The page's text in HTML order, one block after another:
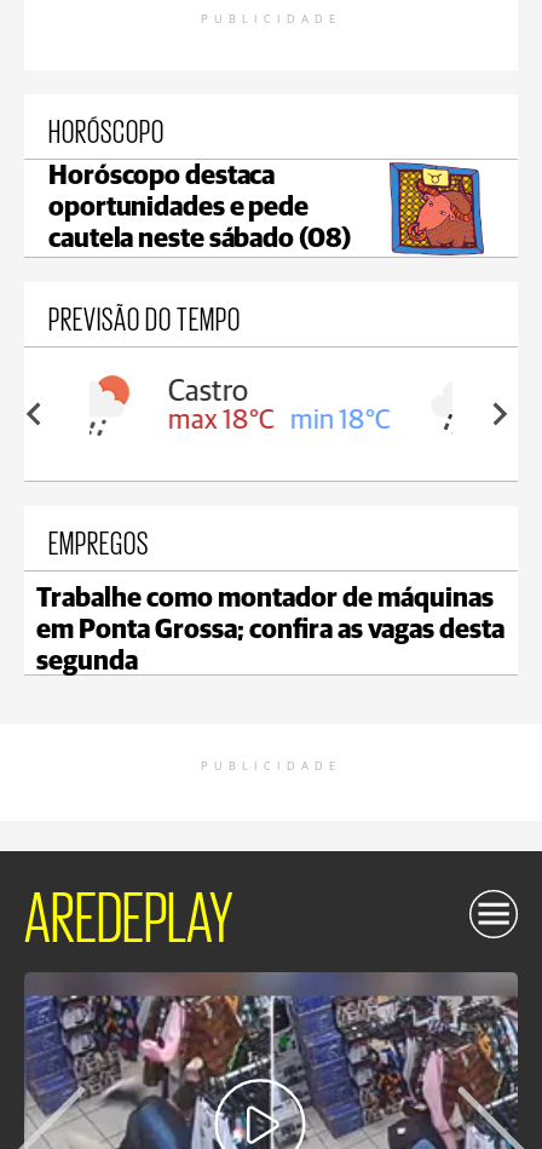
PUBLICIDADE
HORÓSCOPO
Horóscopo destaca
oportunidades e pede
cautela neste sábado (08)
PREVISÃO DO TEMPO
18°C
Carambeí
max 18°C min 17°C
EMPREGOS
Trabalhe como montador de máquinas
em Ponta Grossa; confira as vagas desta
segunda
PUBLICIDADE
AREDEPLAY